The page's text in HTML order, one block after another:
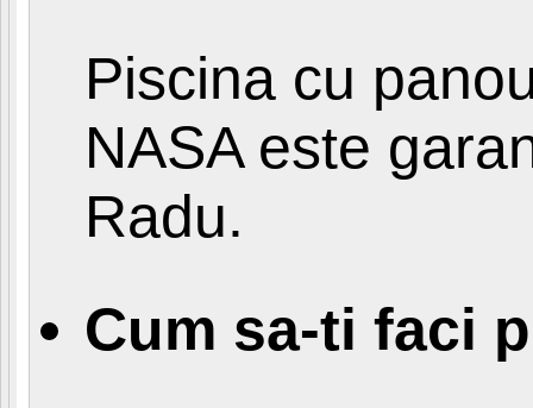
Piscina cu
NASA este
Radu.
Cum sa-ti faci